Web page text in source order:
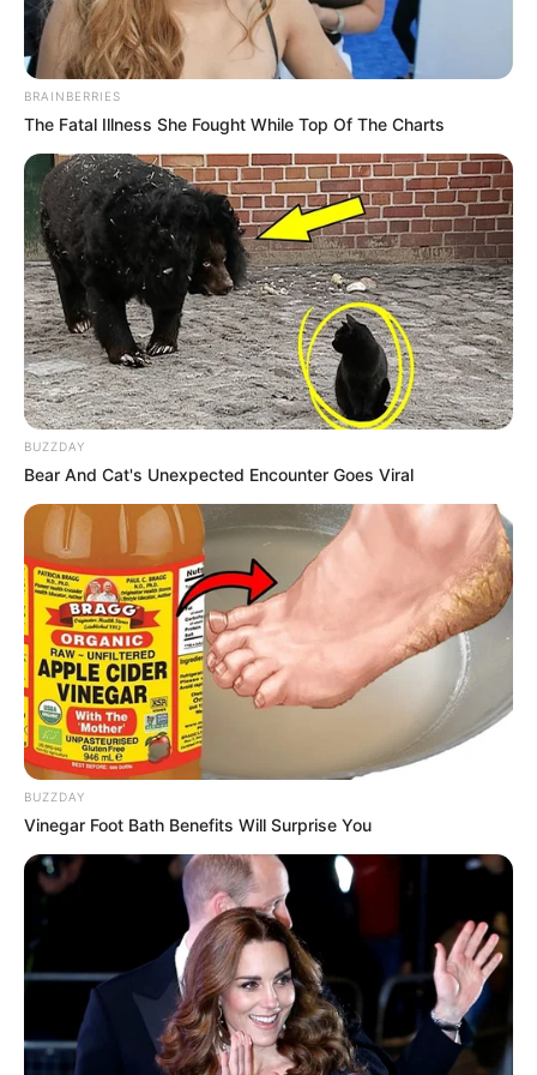
✅400 vagas para Agentes de Combate às Endemias;
✅Fortalecimento da atenção básica e vigilância em saúde pública.
-G
💰 Salário e progressões definidas em norma
A nova lei fixa o piso salarial em conformidade com a
Emenda
Constitucional nº 120/2022
, não podendo ser inferior a
salários mínimos nacionais(R$ 3.242,00 atualmente), com o
Além do vencimento base, estão previstos direitos como adicional
de insalubridade — condição que remunera atividades de risco — e
gratificação por tempo de serviço
. Esses componentes visam
valorizar os profissionais que atuam em campo.
Veto parcial e exigência do concurso
Durante a tramitação da matéria, a prefeitura vetou parcialmente o
BRAINBERRIES
The Fatal Illness She Fought While Top Of The Charts
BUZZDAY
Bear And Cat's Unexpected Encounter Goes Viral
BUZZDAY
Vinegar Foot Bath Benefits Will Surprise You